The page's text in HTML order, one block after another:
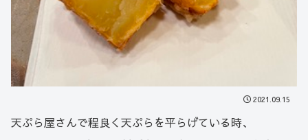
2021.09.15
天ぷら屋さんで程良く天ぷらを平らげている時、